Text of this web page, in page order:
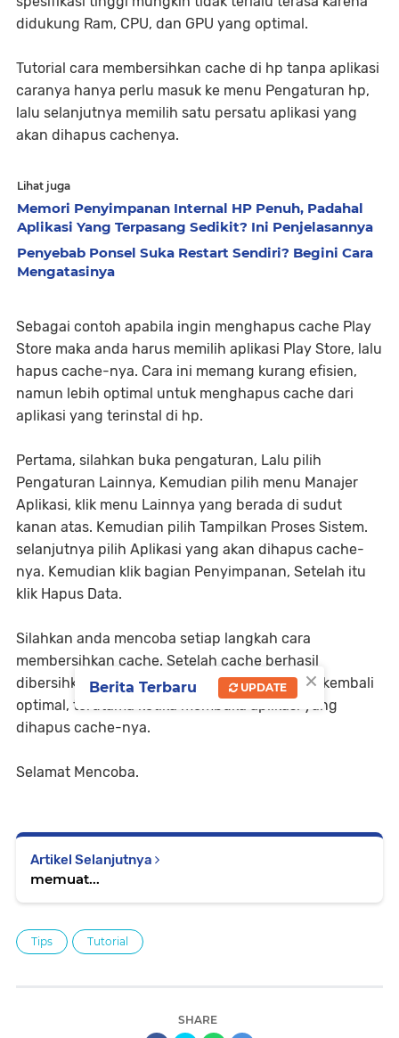
didukung Ram, CPU, dan GPU yang optimal.
Tutorial cara membersihkan cache di hp tanpa aplikasi
caranya hanya perlu masuk ke menu Pengaturan hp,
lalu selanjutnya memilih satu persatu aplikasi yang
akan dihapus cachenya.
Lihat juga
Memori Penyimpanan Internal HP Penuh, Padahal
Aplikasi Yang Terpasang Sedikit? Ini Penjelasannya
Penyebab Ponsel Suka Restart Sendiri? Begini Cara
Mengatasinya
Sebagai contoh apabila ingin menghapus cache Play
Store maka anda harus memilih aplikasi Play Store, lalu
hapus cache-nya. Cara ini memang kurang efisien,
namun lebih optimal untuk menghapus cache dari
aplikasi yang terinstal di hp.
Pertama, silahkan buka pengaturan, Lalu pilih
Pengaturan Lainnya, Kemudian pilih menu Manajer
Aplikasi, klik menu Lainnya yang berada di sudut
kanan atas. Kemudian pilih Tampilkan Proses Sistem.
selanjutnya pilih Aplikasi yang akan dihapus cache-
nya. Kemudian klik bagian Penyimpanan, Setelah itu
klik Hapus Data.
Silahkan anda mencoba setiap langkah cara
membersihkan cache. Setelah cache berhasil
dibersihkan maka performa smartphone akan kembali
optimal, terutama ketika membuka aplikasi yang
dihapus cache-nya.
Selamat Mencoba.
Artikel Selanjutnya
memuat...
Tips Tutorial
SHARE
×
Berita Terbaru UPDATE